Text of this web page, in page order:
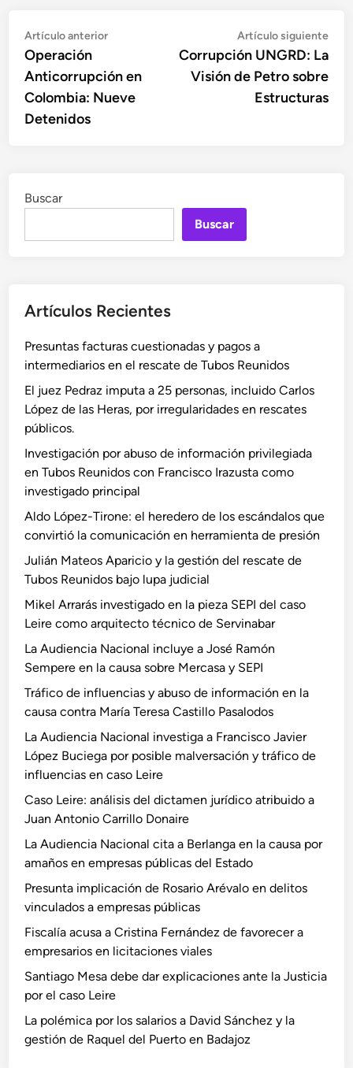
Navegación
de
entradas
Artículo anteriorArtículo
Operación
Anticorrupción en
Colombia: Nueve
Detenidos
Artículo siguiente
Corrupción UNGRD: La
Visión de Petro sobre
Estructuras
Buscar
Buscar
Artículos Recientes
Presuntas facturas cuestionadas y pagos a
intermediarios en el rescate de Tubos Reunidos
El juez Pedraz imputa a 25 personas, incluido Carlos
López de las Heras, por irregularidades en rescates
públicos.
Investigación por abuso de información privilegiada
en Tubos Reunidos con Francisco Irazusta como
investigado principal
Aldo López-Tirone: el heredero de los escándalos que
convirtió la comunicación en herramienta de presión
Julián Mateos Aparicio y la gestión del rescate de
Tubos Reunidos bajo lupa judicial
Mikel Arrarás investigado en la pieza SEPI del caso
Leire como arquitecto técnico de Servinabar
La Audiencia Nacional incluye a José Ramón
Sempere en la causa sobre Mercasa y SEPI
Tráfico de influencias y abuso de información en la
causa contra María Teresa Castillo Pasalodos
La Audiencia Nacional investiga a Francisco Javier
López Buciega por posible malversación y tráfico de
influencias en caso Leire
Caso Leire: análisis del dictamen jurídico atribuido a
Juan Antonio Carrillo Donaire
La Audiencia Nacional cita a Berlanga en la causa por
amaños en empresas públicas del Estado
Presunta implicación de Rosario Arévalo en delitos
vinculados a empresas públicas
Fiscalía acusa a Cristina Fernández de favorecer a
empresarios en licitaciones viales
Santiago Mesa debe dar explicaciones ante la Justicia
por el caso Leire
La polémica por los salarios a David Sánchez y la
gestión de Raquel del Puerto en Badajoz